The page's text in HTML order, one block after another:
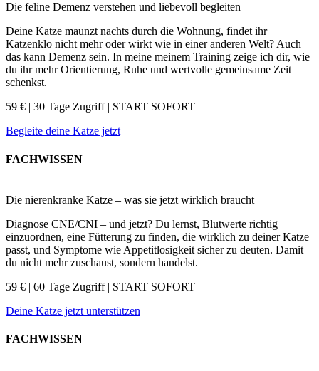
Die feline Demenz verstehen und liebevoll begleiten
Deine Katze maunzt nachts durch die Wohnung, findet ihr
Katzenklo nicht mehr oder wirkt wie in einer anderen Welt? Auch
das kann Demenz sein. In meine meinem Training zeige ich dir, wie
du ihr mehr Orientierung, Ruhe und wertvolle gemeinsame Zeit
schenkst.
59 € | 30 Tage Zugriff | START SOFORT
Begleite deine Katze jetzt
FACHWISSEN
Die nierenkranke Katze – was sie jetzt wirklich braucht
Diagnose CNE/CNI – und jetzt? Du lernst, Blutwerte richtig
einzuordnen, eine Fütterung zu finden, die wirklich zu deiner Katze
passt, und Symptome wie Appetitlosigkeit sicher zu deuten. Damit
du nicht mehr zuschaust, sondern handelst.
59 € | 60 Tage Zugriff | START SOFORT
Deine Katze jetzt unterstützen
FACHWISSEN